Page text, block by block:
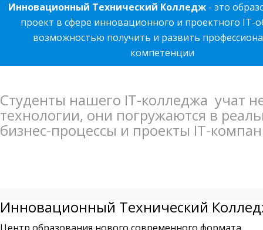
Инновационный Технический Колледж- это
проект в сфере инновационного и проектного IT-
возможностью получить и развить
компетенции
Студенты нашего IT-колледжа учат
технологии, они погружаются в
бизнес-процессы и проекты IT-
Инновационный Технический